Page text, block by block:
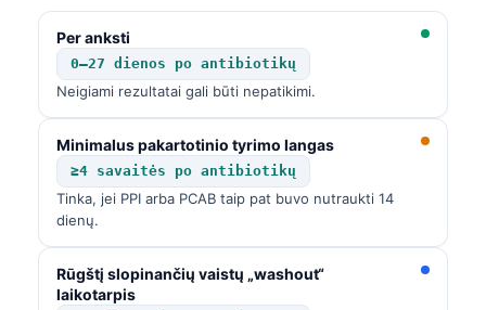
Per anksti
0–27 dienos po antibiotikų
Neigiami rezultatai gali būti nepatikimi.
Minimalus pakartotinio tyrimo langas
≥4 savaitės po antibiotikų
Tinka, jei PPI arba PCAB taip pat buvo nutraukti 14
dienų.
Rūgštį slopinančių vaistų „washout“
laikotarpis
मराठी
தமிழ்
ગુજરાતી
ಕನ್ನಡ
മലയാളം
Bahasa Melayu
Tiếng Việt
Tagalog